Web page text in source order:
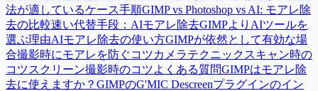
法が適しているケース手順GIMP vs Photoshop vs AI: モアレ除
去の比較速い代替手段：AIモアレ除去GIMPよりAIツールを
選ぶ理由AIモアレ除去の使い方GIMPが依然として有効な場
合撮影時にモアレを防ぐコツカメラテクニック スキャン時の
コツスクリーン撮影時のコツよくある質問GIMPはモアレ除
去に使えますか？ GIMPのG'MIC Descreenプラグインのイン